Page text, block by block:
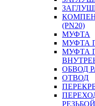
(PN20)
МУФТА
МУФТА
МУФТА
ОБВОД
ОТВОД